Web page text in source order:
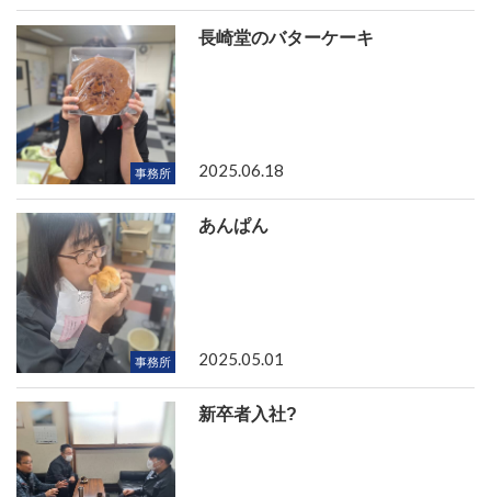
事務所
長崎堂のバターケーキ
2025.06.18
事務所
あんぱん
2025.05.01
新卒者入社?